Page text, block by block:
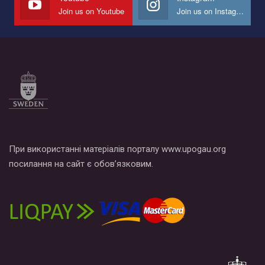
Все, что вам нужно сделать - это зайти на наш канал YouTube
по этой ссылке и поставить лайк под видео.
Join us on Youtube Join us on Instagram
При використанні матеріалів порталу www.upogau.org
посилання на сайт є обов’язковим.